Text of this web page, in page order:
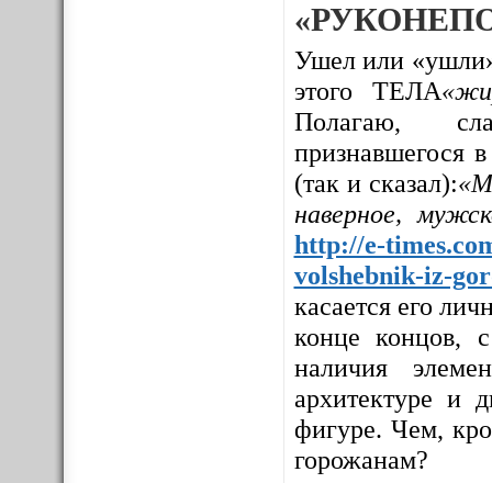
Ушел или
этого ТЕЛА
Полагаю,
признавшегося
(так и сказал):
наверное,
http://e-
volshebnik-iz-
касается его
конце концов,
наличия
архитектуре и
фигуре. Чем,
горожанам?